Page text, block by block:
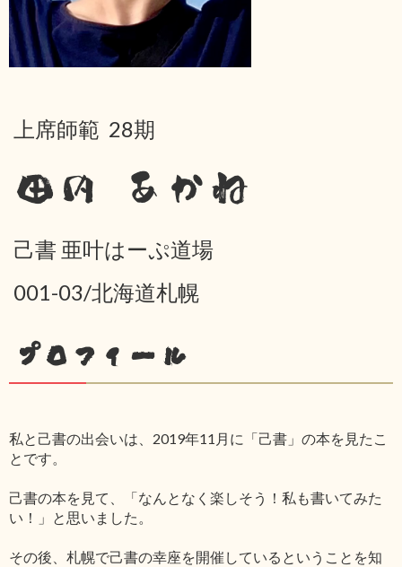
上席師範 28期
田内 あかね
己書 亜叶はーぷ道場
001-03/北海道札幌
プロフィール
私と己書の出会いは、2019年11月に「己書」の本を見たこ
とです。
己書の本を見て、「なんとなく楽しそう！私も書いてみた
い！」と思いました。
その後、札幌で己書の幸座を開催しているということを知